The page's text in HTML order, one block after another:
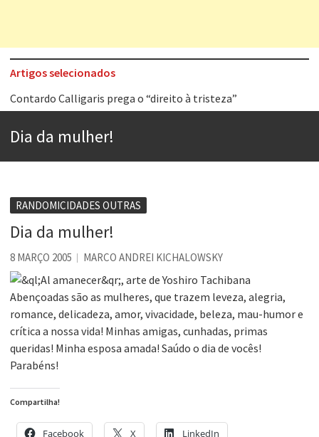
Artigos selecionados
Contardo Calligaris prega o “direito à tristeza”
Se queres salvar o mundo, o veganismo não é a resposta
Tem que filmar isso daí
A construção da urbanidade
Aprender a fracassar é o segredo do sucesso
Dia da mulher!
RANDOMICIDADES OUTRAS
Dia da mulher!
8 MARÇO 2005 MARCO ANDREI KICHALOWSKY
Abençoadas são as mulheres, que trazem leveza, alegria,
romance, delicadeza, amor, vivacidade, beleza, mau-humor e
crítica a nossa vida! Minhas amigas, cunhadas, primas
queridas! Minha esposa amada! Saúdo o dia de vocês!
Parabéns!
Compartilha!
Facebook X LinkedIn